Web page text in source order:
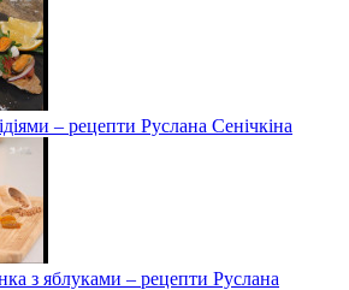
– рецепти Руслана Сенічкіна
з яблуками – рецепти Руслана